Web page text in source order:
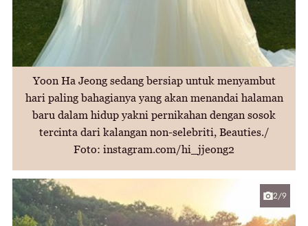
Yoon Ha Jeong sedang bersiap untuk menyambut
hari paling bahagianya yang akan menandai halaman
baru dalam hidup yakni pernikahan dengan sosok
tercinta dari kalangan non-selebriti, Beauties./
Foto: instagram.com/hi_jjeong2
2/9